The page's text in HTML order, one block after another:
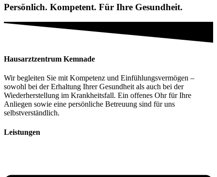
Persönlich. Kompetent. Für Ihre Gesundheit.
Hausarztzentrum Kemnade
Wir begleiten Sie mit Kompetenz und Einfühlungsvermögen –
sowohl bei der Erhaltung Ihrer Gesundheit als auch bei der
Wiederherstellung im Krankheitsfall. Ein offenes Ohr für Ihre
Anliegen sowie eine persönliche Betreuung sind für uns
selbstverständlich.
Leistungen